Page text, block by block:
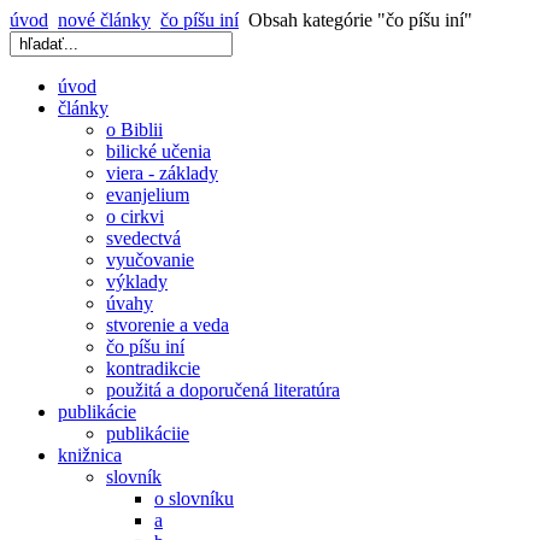
úvod nové články čo píšu iní Obsah kategórie "čo píšu iní"
úvod
články
o Biblii
bilické učenia
viera - základy
evanjelium
o cirkvi
svedectvá
vyučovanie
výklady
úvahy
stvorenie a veda
čo píšu iní
kontradikcie
použitá a doporučená literatúra
publikácie
publikáciie
knižnica
slovník
o slovníku
a